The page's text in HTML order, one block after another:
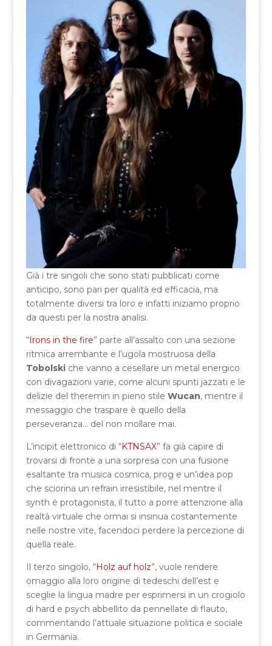
Già i tre singoli che sono stati pubblicati come
anticipo, sono pari per qualità ed efficacia, ma
totalmente diversi tra loro e infatti iniziamo proprio
da questi per la nostra analisi.
“Irons in the fire” parte all’assalto con una sezione
ritmica arrembante e l’ugola mostruosa della
Tobolskiche vanno a cesellare un metal energico
con divagazioni varie, come alcuni spunti jazzati e le
delizie del theremin in pieno stile Wucan, mentre il
messaggio che traspare è quello della
perseveranza… del non mollare mai.
L’incipit elettronico di “KTNSAX” fa già capire di
trovarsi di fronte a una sorpresa con una fusione
esaltante tra musica cosmica, prog e un’idea pop
che sciorina un refrain irresistibile, nel mentre il
synth è protagonista, il tutto a porre attenzione alla
realtà virtuale che ormai si insinua costantemente
nelle nostre vite, facendoci perdere la percezione di
quella reale.
Il terzo singolo, “Holz auf holz”, vuole rendere
omaggio alla loro origine di tedeschi dell’est e
sceglie la lingua madre per esprimersi in un crogiolo
di hard e psych abbellito da pennellate di flauto,
commentando l’attuale situazione politica e sociale
in Germania.